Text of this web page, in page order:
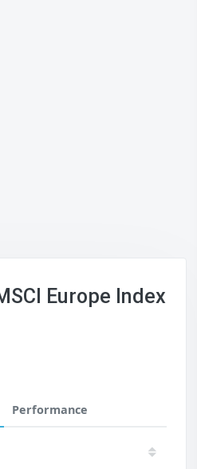
Europe Index
Performance